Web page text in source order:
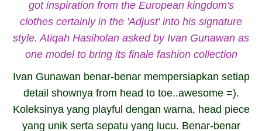
got inspiration from the European kingdom's
clothes certainly in the 'Adjust' into his signature
style.Atiqah Hasiholan asked by Ivan Gunawan as
one model to bring its finale fashion collection
Ivan Gunawan benar-benar mempersiapkan setiap
detail shownya from head to toe..awesome =).
Koleksinya yang playful dengan warna, head piece
yang unik serta sepatu yang lucu. Benar-benar